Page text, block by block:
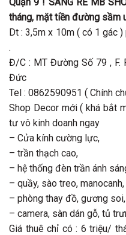
tháng, mặt tiền đường sầm
Dt : 3,5m x 10m ( có 1 gác
.
Đ/C : MT Đường Số 79 , F.
Đức
Tel : 0862590951 ( Chính
Shop Decor mới ( khá bắt
tư vô kinh doanh ngay
– Cửa kính cường lực,
– trần thạch cao,
– hệ thống đèn trần ánh
– quầy, sào treo, manocanh,
– phòng thay đồ, gương
– camera, sàn dán gỗ, tủ
Giá thuê chỉ có : 6 triệu/